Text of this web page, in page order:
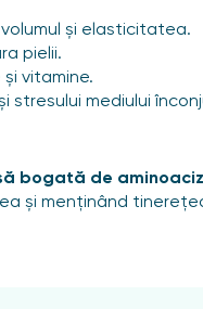
și elasticitatea.
pielii.
vitamine.
stresului mediului
bogată de
și menținând